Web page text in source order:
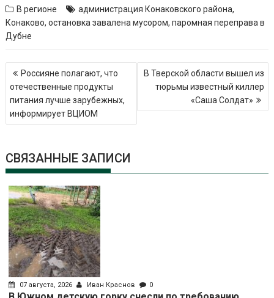
В регионе администрация Конаковского района,
Конаково,остановка завалена мусором,паромная переправа в
Дубне
Навигация
по
записям
Россияне полагают, что
отечественные продукты
питания лучше зарубежных,
информирует ВЦИОМ
В Тверской области вышел из
тюрьмы известный киллер
«Саша Солдат»
СВЯЗАННЫЕ ЗАПИСИ
07 августа, 2026 Иван Краснов 0